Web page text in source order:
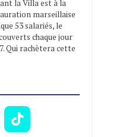
la Villa est à la
marseillaise
53 salariés, le
chaque jour
Qui rachètera cette